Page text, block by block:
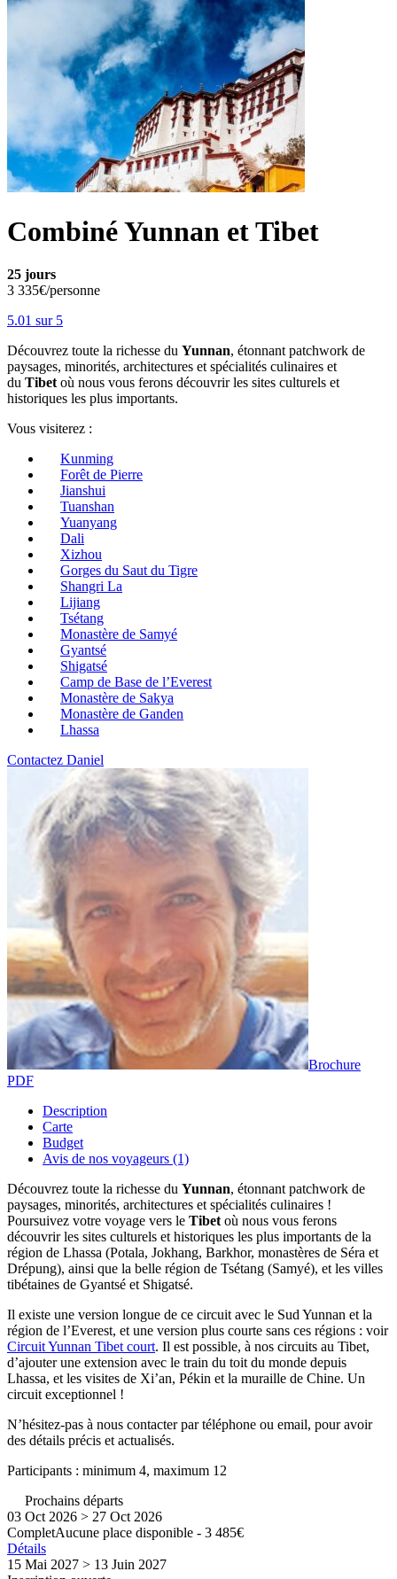
Combiné Yunnan et Tibet
25 jours
3 335€/personne
5.01 sur 5
Découvrez toute la richesse du Yunnan, étonnant patchwork de
paysages, minorités, architectures et spécialités culinaires et
du Tibet où nous vous ferons découvrir les sites culturels et
historiques les plus importants.
Vous visiterez :
Kunming
Forêt de Pierre
Jianshui
Tuanshan
Yuanyang
Dali
Xizhou
Gorges du Saut du Tigre
Shangri La
Lijiang
Tsétang
Monastère de Samyé
Gyantsé
Shigatsé
Camp de Base de l’Everest
Monastère de Sakya
Monastère de Ganden
Lhassa
Contactez Daniel
Brochure
PDF
Description
Carte
Budget
Avis de nos voyageurs (1)
Découvrez toute la richesse du Yunnan, étonnant patchwork de
paysages, minorités, architectures et spécialités culinaires !
Poursuivez votre voyage vers le Tibet où nous vous ferons
découvrir les sites culturels et historiques les plus importants de la
région de Lhassa (Potala, Jokhang, Barkhor, monastères de Séra et
Drépung), ainsi que la belle région de Tsétang (Samyé), et les villes
tibétaines de Gyantsé et Shigatsé.
Il existe une version longue de ce circuit avec le Sud Yunnan et la
région de l’Everest, et une version plus courte sans ces régions : voir
Circuit Yunnan Tibet court. Il est possible, à nos circuits au Tibet,
d’ajouter une extension avec le train du toit du monde depuis
Lhassa, et les visites de Xi’an, Pékin et la muraille de Chine. Un
circuit exceptionnel !
N’hésitez-pas à nous contacter par téléphone ou email, pour avoir
des détails précis et actualisés.
Participants : minimum 4, maximum 12
Prochains départs
03 Oct 2026 > 27 Oct 2026
CompletAucune place disponible - 3 485€
Détails
15 Mai 2027 > 13 Juin 2027